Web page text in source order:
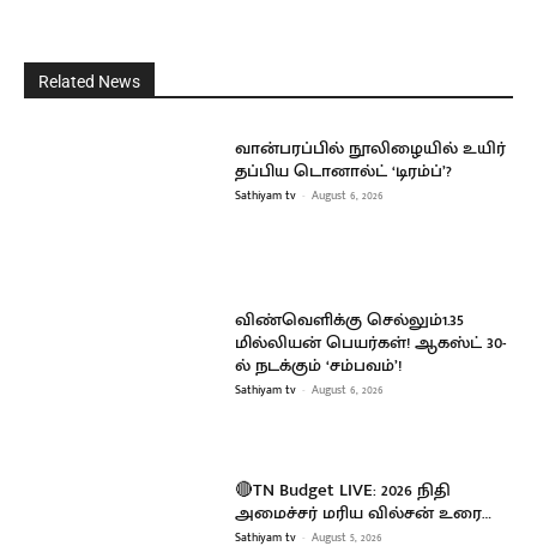
Related News
வான்பரப்பில் நூலிழையில் உயிர்
தப்பிய டொனால்ட் ‘டிரம்ப்’?
Sathiyam tv - August 6, 2026
விண்வெளிக்கு செல்லும்1.35
மில்லியன் பெயர்கள்! ஆகஸ்ட் 30-
ல் நடக்கும் ‘சம்பவம்’!
Sathiyam tv - August 6, 2026
🔴TN Budget LIVE: 2026 நிதி
அமைச்சர் மரிய வில்சன் உரை…
Sathiyam tv - August 5, 2026